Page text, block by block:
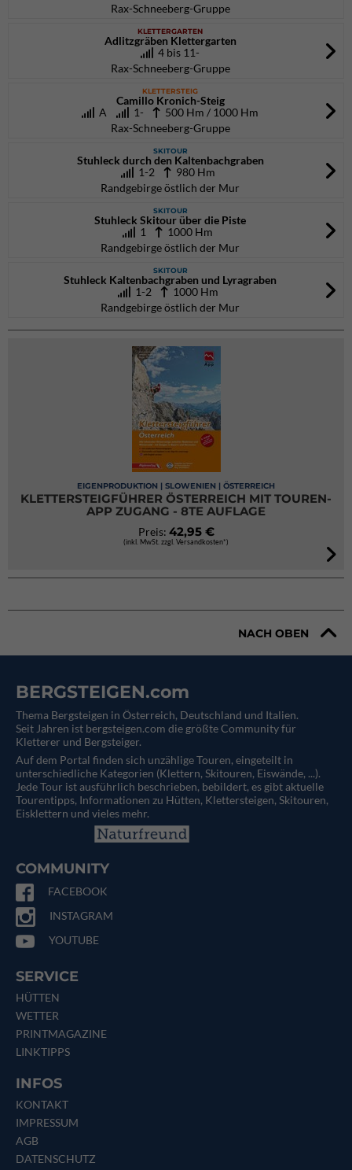
Rax-Schneeberg-Gruppe
KLETTERGARTEN
Adlitzgräben Klettergarten
4 bis 11-
Rax-Schneeberg-Gruppe
KLETTERSTEIG
Camillo Kronich-Steig
A
1-
500 Hm / 1000 Hm
Rax-Schneeberg-Gruppe
SKITOUR
Stuhleck durch den Kaltenbachgraben
1-2 980 Hm
Randgebirge östlich der Mur
SKITOUR
Stuhleck Skitour über die Piste
1
1000 Hm
Randgebirge östlich der Mur
SKITOUR
Stuhleck Kaltenbachgraben und Lyragraben
1-2 1000 Hm
Randgebirge östlich der Mur
EIGENPRODUKTION | SLOWENIEN | ÖSTERREICH
KLETTERSTEIGFÜHRER ÖSTERREICH MIT TOUREN-
APP ZUGANG - 8TE AUFLAGE
Preis: 42,95 €
(inkl. MwSt. zzgl. Versandkosten*)
NACH OBEN
BERGSTEIGEN.com
Thema Bergsteigen in Österreich, Deutschland und Italien.
Seit Jahren ist bergsteigen.com die größte Community für
Kletterer und Bergsteiger.
Auf dem Portal finden sich unzählige Touren, eingeteilt in
unterschiedliche Kategorien (Klettern, Skitouren, Eiswände, ...).
Jede Tour ist ausführlich beschrieben, bebildert, es gibt aktuelle
Tourentipps, Informationen zu Hütten, Klettersteigen, Skitouren,
Eisklettern und vieles mehr.
COMMUNITY
FACEBOOK
INSTAGRAM
YOUTUBE
SERVICE
HÜTTEN
WETTER
PRINTMAGAZINE
LINKTIPPS
INFOS
KONTAKT
IMPRESSUM
AGB
DATENSCHUTZ